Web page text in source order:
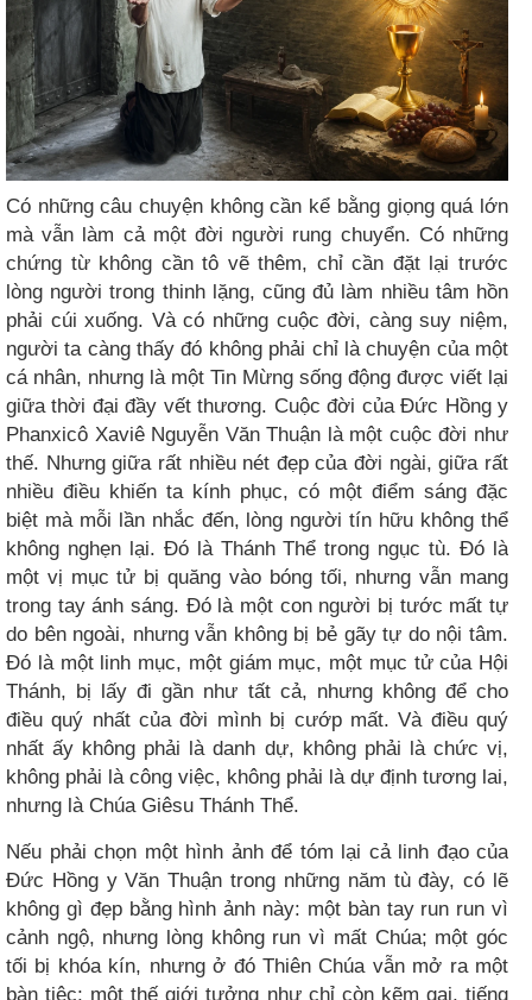
Có những câu chuyện không cần kể bằng giọng quá lớn
mà vẫn làm cả một đời người rung chuyển. Có những
chứng từ không cần tô vẽ thêm, chỉ cần đặt lại trước
lòng người trong thinh lặng, cũng đủ làm nhiều tâm hồn
phải cúi xuống. Và có những cuộc đời, càng suy niệm,
người ta càng thấy đó không phải chỉ là chuyện của một
cá nhân, nhưng là một Tin Mừng sống động được viết lại
giữa thời đại đầy vết thương. Cuộc đời của Đức Hồng y
Phanxicô Xaviê Nguyễn Văn Thuận là một cuộc đời như
thế. Nhưng giữa rất nhiều nét đẹp của đời ngài, giữa rất
nhiều điều khiến ta kính phục, có một điểm sáng đặc
biệt mà mỗi lần nhắc đến, lòng người tín hữu không thể
không nghẹn lại. Đó là Thánh Thể trong ngục tù. Đó là
một vị mục tử bị quăng vào bóng tối, nhưng vẫn mang
trong tay ánh sáng. Đó là một con người bị tước mất tự
do bên ngoài, nhưng vẫn không bị bẻ gãy tự do nội tâm.
Đó là một linh mục, một giám mục, một mục tử của Hội
Thánh, bị lấy đi gần như tất cả, nhưng không để cho
điều quý nhất của đời mình bị cướp mất. Và điều quý
nhất ấy không phải là danh dự, không phải là chức vị,
không phải là công việc, không phải là dự định tương lai,
nhưng là Chúa Giêsu Thánh Thể.
Nếu phải chọn một hình ảnh để tóm lại cả linh đạo của
Đức Hồng y Văn Thuận trong những năm tù đày, có lẽ
không gì đẹp bằng hình ảnh này: một bàn tay run run vì
cảnh ngộ, nhưng lòng không run vì mất Chúa; một góc
tối bị khóa kín, nhưng ở đó Thiên Chúa vẫn mở ra một
bàn tiệc; một thế giới tưởng như chỉ còn kẽm gai, tiếng